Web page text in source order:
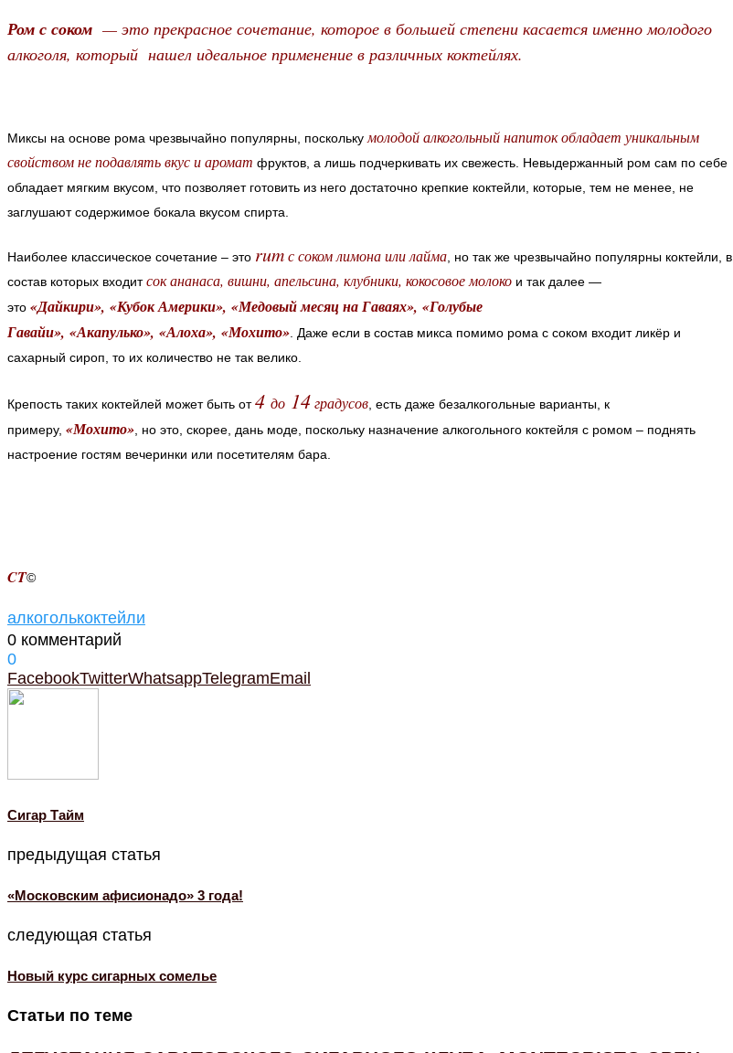
Ром с соком — это прекрасное сочетание, которое в большей степени касается именно молодого
алкоголя, который нашел идеальное применение в различных коктейлях.
Миксы на основе рома чрезвычайно популярны, поскольку молодой алкогольный напиток обладает уникальным
свойством не подавлять вкус и аромат фруктов, а лишь подчеркивать их свежесть. Невыдержанный ром сам по себе
обладает мягким вкусом, что позволяет готовить из него достаточно крепкие коктейли, которые, тем не менее, не
заглушают содержимое бокала вкусом спирта.
Наиболее классическое сочетание – это rumс соком лимона или лайма , но так же чрезвычайно популярны коктейли, в
состав которых входитсок ананаса, вишни, апельсина, клубники, кокосовое молоко и так далее —
это «Дайкири», «Кубок Америки», «Медовый месяц на Гаваях», «Голубые
Гавайи», «Акапулько», «Алоха», «Мохито» . Даже если в состав микса помимо рома с соком входит ликёр и
сахарный сироп, то их количество не так велико.
Крепость таких коктейлей может быть от4 до 14градусов , есть даже безалкогольные варианты, к
примеру, «Мохито» , но это, скорее, дань моде, поскольку назначение алкогольного коктейля с ромом – поднять
настроение гостям вечеринки или посетителям бара.
CT©
алкоголькоктейли
0 комментарий
0
FacebookTwitterWhatsappTelegramEmail
Cигар Тайм
предыдущая статья
«Московским афисионадо» 3 года!
следующая статья
Новый курс сигарных сомелье
Статьи по теме